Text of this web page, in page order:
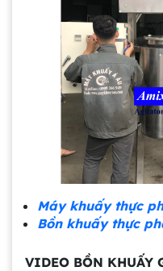
Máy khuấy thực
Bồn khuấy thực
VIDEO BỒN KHUẤY